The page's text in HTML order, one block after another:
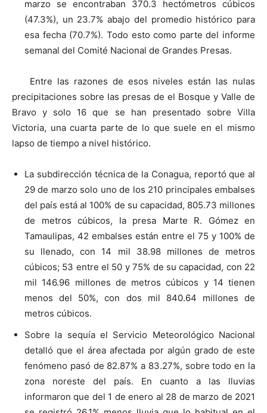
marzo se encontraban 370.3 hectómetros cúbicos
(47.3%), un 23.7% abajo del promedio histórico para
esa fecha (70.7%). Todo esto como parte del informe
semanal del Comité Nacional de Grandes Presas.
Entre las razones de esos niveles están las nulas
precipitaciones sobre las presas de el Bosque y Valle de
Bravo y solo 16 que se han presentado sobre Villa
Victoria, una cuarta parte de lo que suele en el mismo
lapso de tiempo a nivel histórico.
La subdirección técnica de la Conagua, reportó que al
29 de marzo solo uno de los 210 principales embalses
del país está al 100% de su capacidad, 805.73 millones
de metros cúbicos, la presa Marte R. Gómez en
Tamaulipas, 42 embalses están entre el 75 y 100% de
su llenado, con 14 mil 38.98 millones de metros
cúbicos; 53 entre el 50 y 75% de su capacidad, con 22
mil 146.96 millones de metros cúbicos y 14 tienen
menos del 50%, con dos mil 840.64 millones de
metros cúbicos.
Sobre la sequía el Servicio Meteorológico Nacional
detalló que el área afectada por algún grado de este
fenómeno pasó de 82.87% a 83.27%, sobre todo en la
zona noreste del país. En cuanto a las lluvias
informaron que del 1 de enero al 28 de marzo de 2021